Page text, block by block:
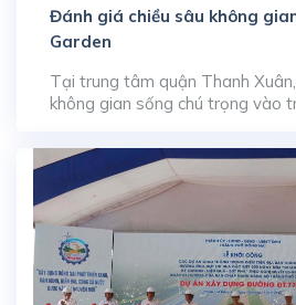
Đánh giá chiều sâu không
Garden
Tại trung tâm quận Thanh
không gian sống chú trọng vào
diện tích lớn. Dự án Stellar
Thiêm) thu hút lượng lớn sự
trường chuyển nhượng nhờ […]